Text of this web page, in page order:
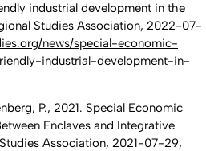
industrial development in the
Studies Association, 2022-07-
news/special-economic-
industrial-development-in-
P., 2021. Special Economic
Enclaves and Integrative
Association, 2021-07-29,